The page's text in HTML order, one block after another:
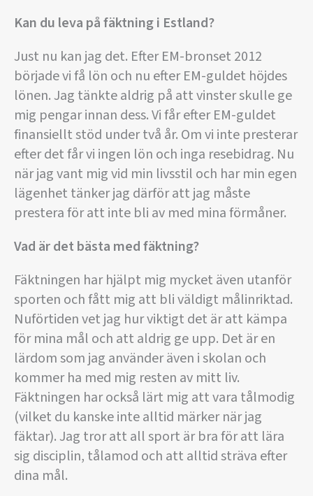
Kan du leva på fäktning i Estland?
Just nu kan jag det. Efter EM-bronset 2012
började vi få lön och nu efter EM-guldet höjdes
lönen. Jag tänkte aldrig på att vinster skulle ge
mig pengar innan dess. Vi får efter EM-guldet
finansiellt stöd under två år. Om vi inte presterar
efter det får vi ingen lön och inga resebidrag. Nu
när jag vant mig vid min livsstil och har min egen
lägenhet tänker jag därför att jag måste
prestera för att inte bli av med mina förmåner.
Vad är det bästa med fäktning?
Fäktningen har hjälpt mig mycket även utanför
sporten och fått mig att bli väldigt målinriktad.
Nuförtiden vet jag hur viktigt det är att kämpa
för mina mål och att aldrig ge upp. Det är en
lärdom som jag använder även i skolan och
kommer ha med mig resten av mitt liv.
Fäktningen har också lärt mig att vara tålmodig
(vilket du kanske inte alltid märker när jag
fäktar). Jag tror att all sport är bra för att lära
sig disciplin, tålamod och att alltid sträva efter
dina mål.